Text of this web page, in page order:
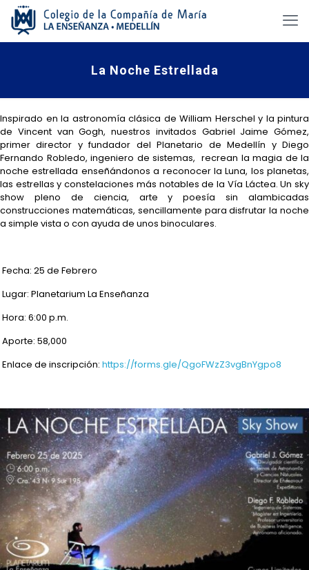
La Noche Estrellada
Inspirado en la astronomía clásica de William Herschel y la pintura
de Vincent van Gogh, nuestros invitados Gabriel Jaime Gómez,
primer director y fundador del Planetario de Medellín y Diego
Fernando Robledo, ingeniero de sistemas, recrean la magia de la
noche estrellada enseñándonos a reconocer la Luna, los planetas,
las estrellas y constelaciones más notables de la Vía Láctea. Un sky
show pleno de ciencia, arte y poesía sin alambicadas
construcciones matemáticas, sencillamente para disfrutar la noche
a simple vista o con ayuda de unos binoculares.
Fecha: 25 de Febrero
Lugar: Planetarium La Enseñanza
Hora: 6:00 p.m.
Aporte: 58,000
Enlace de inscripción: https://forms.gle/QgoFWzZ3vgBnYgpo8